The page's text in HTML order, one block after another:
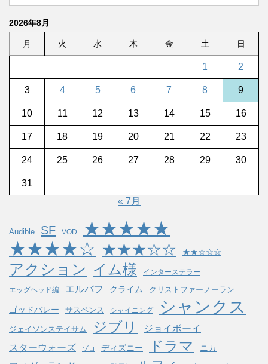
2026年8月
月 火 水 木 金 土 日
1 2
3 4 5 6 7 8 9
10 11 12 13 14 15 16
17 18 19 20 21 22 23
24 25 26 27 28 29 30
31
« 7月
Audible SF VOD ★★★★★
★★★★☆ ★★★☆☆ ★★☆☆☆
アクション イム様 インターステラー
エッグヘッド編 エルバフ クライム クリストファーノーラン
ゴッドバレー サスペンス シャイニング シャンクス
ジェイソンステイサム ジブリ ジョイボーイ
スターウォーズ ゾロ ディズニー ドラマ ニカ